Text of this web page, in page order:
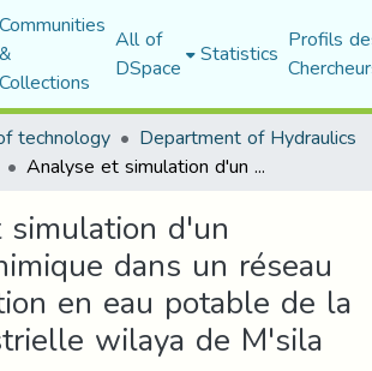
Communities
&
Collections
All of
DSpace Statistics Profils
technology Department of Hydraulics
Analyse et simulation d'un polluent chimique dans un réseau d'alimentation en eau potable de la zone industrielle wilaya de M'sila par epanet
d'un
dans un réseau
en eau potable de la
wilaya de M'sila